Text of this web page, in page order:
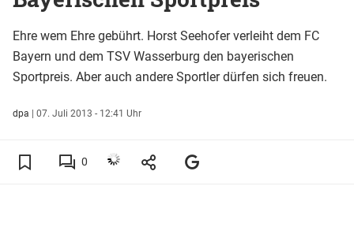
Ehre wem Ehre gebührt. Horst Seehofer verleiht dem FC
Bayern und dem TSV Wasserburg den bayerischen
Sportpreis. Aber auch andere Sportler dürfen sich freuen.
dpa | 07. Juli 2013 - 12:41 Uhr
0